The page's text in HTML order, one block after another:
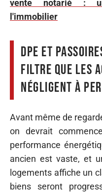
vente notarié :
l'immobilier
DPE et
filtre que les
négligent à
Avant même de
on devrait
performance
ancien est vaste, et
logements affiche un
biens seront